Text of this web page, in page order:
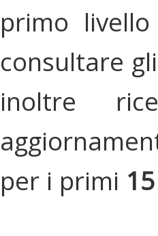
primo
consultare
inoltre
per i primi